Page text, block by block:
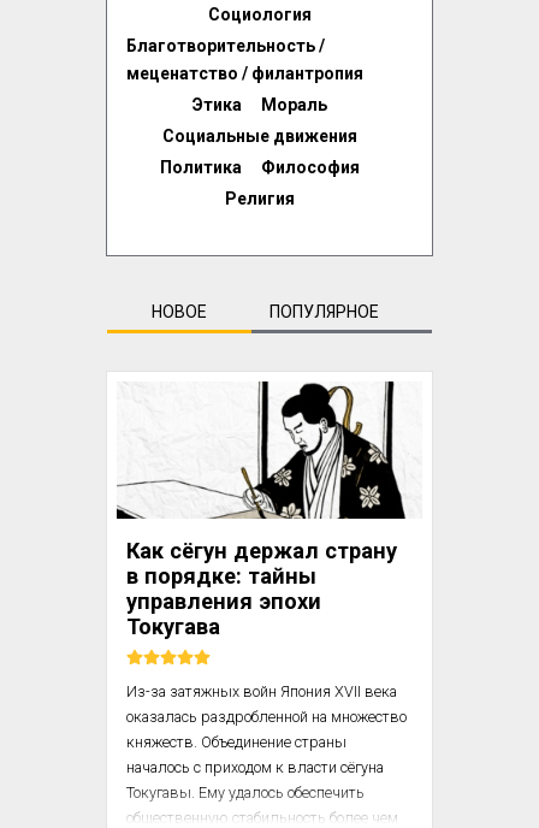
Социология
Благотворительность /
меценатство / филантропия
Этика
Мораль
Социальные движения
Политика
Философия
Религия
НОВОЕ ПОПУЛЯРНОЕ
Как сёгун держал страну
в порядке: тайны
управления эпохи
Токугава
Из-за затяжных войн Япония XVII века
оказалась раздробленной на множество
княжеств. Объединение страны
началось с приходом к власти сёгуна
Токугавы. Ему удалось обеспечить
общественную стабильность более чем